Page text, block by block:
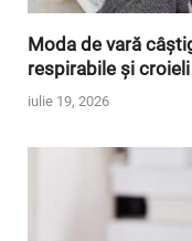
Moda de vară
respirabile și
iulie 19, 2026